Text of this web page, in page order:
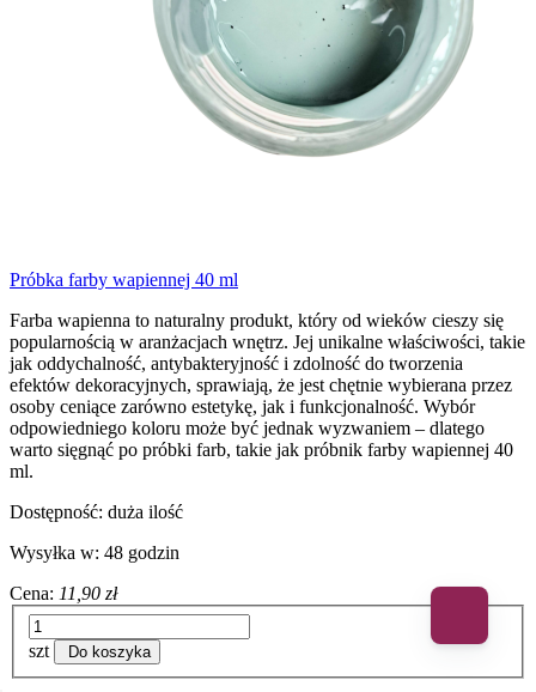
Próbka farby wapiennej 40 ml
Farba wapienna to naturalny produkt, który od wieków cieszy się
popularnością w aranżacjach wnętrz. Jej unikalne właściwości, takie
jak oddychalność, antybakteryjność i zdolność do tworzenia
efektów dekoracyjnych, sprawiają, że jest chętnie wybierana przez
osoby ceniące zarówno estetykę, jak i funkcjonalność. Wybór
odpowiedniego koloru może być jednak wyzwaniem – dlatego
warto sięgnąć po próbki farb, takie jak próbnik farby wapiennej 40
ml.
Dostępność: duża ilość
Wysyłka w: 48 godzin
Cena: 11,90 zł
szt Do koszyka